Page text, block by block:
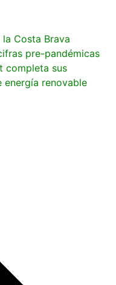
Costa Brava
pre-pandémicas
completa sus
energía renovable